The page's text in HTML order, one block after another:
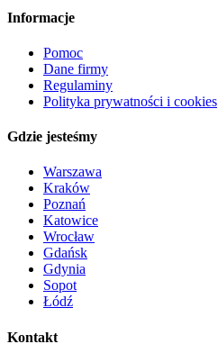
Informacje
Pomoc
Dane firmy
Regulaminy
Polityka prywatności i cookies
Gdzie jesteśmy
Warszawa
Kraków
Poznań
Katowice
Wrocław
Gdańsk
Gdynia
Sopot
Łódź
Kontakt